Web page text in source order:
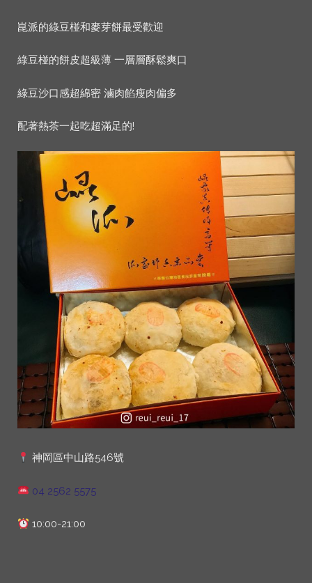
崑派的綠豆椪和麥芽餅最受歡迎
綠豆椪的餅皮超級薄 一層層酥鬆爽口
綠豆沙口感超綿密 滷肉餡瘦肉偏多
配著熱茶一起吃超滿足的!
神岡區中山路546號
04 2562 5575
10:00-21:00